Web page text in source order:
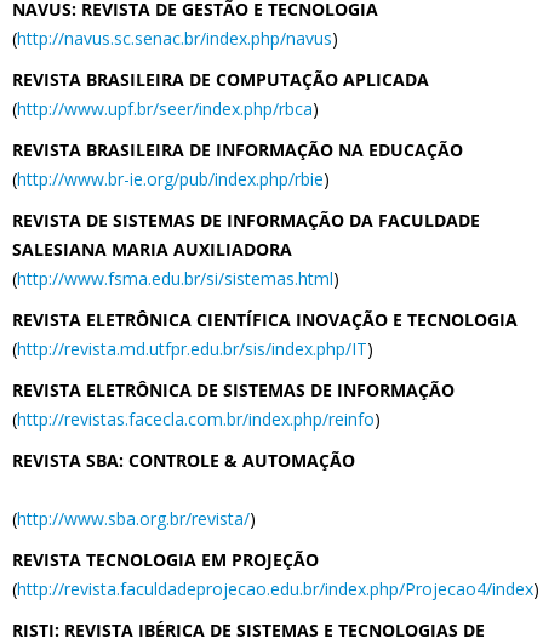
NAVUS: REVISTA DE GESTÃO E TECNOLOGIA
(http://navus.sc.senac.br/index.php/navus)
REVISTA BRASILEIRA DE COMPUTAÇÃO APLICADA
(http://www.upf.br/seer/index.php/rbca)
REVISTA BRASILEIRA DE INFORMAÇÃO NA EDUCAÇÃO
(http://www.br-ie.org/pub/index.php/rbie)
REVISTA DE SISTEMAS DE INFORMAÇÃO DA FACULDADE
SALESIANA MARIA AUXILIADORA
(http://www.fsma.edu.br/si/sistemas.html)
REVISTA ELETRÔNICA CIENTÍFICA INOVAÇÃO E TECNOLOGIA
(http://revista.md.utfpr.edu.br/sis/index.php/IT)
REVISTA ELETRÔNICA DE SISTEMAS DE INFORMAÇÃO
(http://revistas.facecla.com.br/index.php/reinfo)
REVISTA SBA: CONTROLE & AUTOMAÇÃO
(http://www.sba.org.br/revista/)
REVISTA TECNOLOGIA EM PROJEÇÃO
(http://revista.faculdadeprojecao.edu.br/index.php/Projecao4/index)
RISTI: REVISTA IBÉRICA DE SISTEMAS E TECNOLOGIAS DE